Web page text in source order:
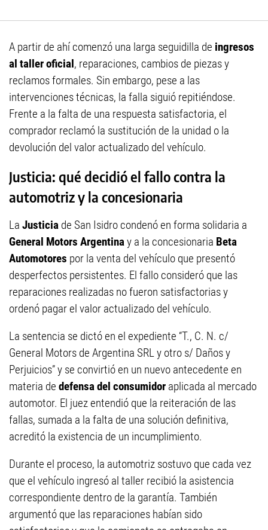
A partir de ahí comenzó una larga seguidilla de ingresos
al taller oficial, reparaciones, cambios de piezas y
reclamos formales. Sin embargo, pese a las
intervenciones técnicas, la falla siguió repitiéndose.
Frente a la falta de una respuesta satisfactoria, el
comprador reclamó la sustitución de la unidad o la
devolución del valor actualizado del vehículo.
Justicia: qué decidió el fallo contra la
automotriz y la concesionaria
La Justicia de San Isidro condenó en forma solidaria a
General Motors Argentinay a la concesionaria Beta
Automotores por la venta del vehículo que presentó
desperfectos persistentes. El fallo consideró que las
reparaciones realizadas no fueron satisfactorias y
ordenó pagar el valor actualizado del vehículo.
La sentencia se dictó en el expediente “T., C. N. c/
General Motors de Argentina SRL y otro s/ Daños y
Perjuicios” y se convirtió en un nuevo antecedente en
materia de defensa del consumidor aplicada al mercado
automotor. El juez entendió que la reiteración de las
fallas, sumada a la falta de una solución definitiva,
acreditó la existencia de un incumplimiento.
Durante el proceso, la automotriz sostuvo que cada vez
que el vehículo ingresó al taller recibió la asistencia
correspondiente dentro de la garantía. También
argumentó que las reparaciones habían sido